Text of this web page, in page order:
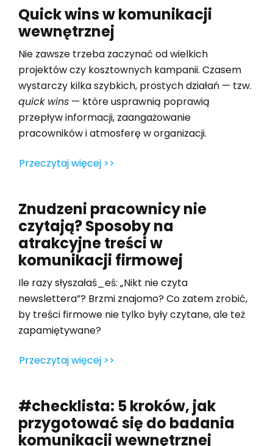
Quick wins w komunikacji
wewnętrznej
Nie zawsze trzeba zaczynać od wielkich
projektów czy kosztownych kampanii. Czasem
wystarczy kilka szybkich, prostych działań — tzw.
quick wins — które usprawnią poprawią
przepływ informacji, zaangażowanie
pracowników i atmosferę w organizacji.
Przeczytaj więcej >>
Znudzeni pracownicy nie
czytają? Sposoby na
atrakcyjne treści w
komunikacji firmowej
Ile razy słyszałaś_eś: „Nikt nie czyta
newslettera”? Brzmi znajomo? Co zatem zrobić,
by treści firmowe nie tylko były czytane, ale też
zapamiętywane?
Przeczytaj więcej >>
#checklista: 5 kroków, jak
przygotować się do badania
komunikacji wewnętrznej